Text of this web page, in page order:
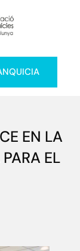
EN LA
EL